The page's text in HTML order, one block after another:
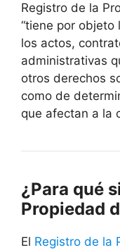
Registro de la
“tiene por objeto
los actos,
administrativas
otros derechos
como de
que afectan a la
¿Para qué
Propiedad
El Registro de la